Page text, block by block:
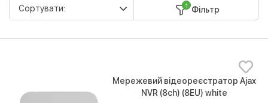
1 Фільтр
Мережевий відеореєстратор Ajax
NVR (8ch) (8EU) white